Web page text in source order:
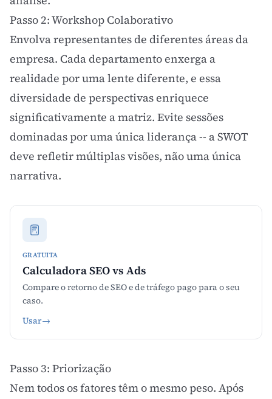
Passo 2: Workshop Colaborativo
Envolva representantes de diferentes áreas da
empresa. Cada departamento enxerga a
realidade por uma lente diferente, e essa
diversidade de perspectivas enriquece
significativamente a matriz. Evite sessões
dominadas por uma única liderança -- a SWOT
deve refletir múltiplas visões, não uma única
narrativa.
GRATUITA
Calculadora SEO vs Ads
Compare o retorno de SEO e de tráfego pago para o seu
caso.
Usar→
Passo 3: Priorização
Nem todos os fatores têm o mesmo peso. Após